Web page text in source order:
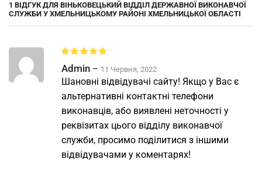
1 ВІДГУК ДЛЯ ВІНЬКОВЕЦЬКИЙ ВІДДІЛ ДЕРЖАВНОЇ ВИКОНАВЧОЇ
СЛУЖБИ У ХМЕЛЬНИЦЬКОМУ РАЙОНІ ХМЕЛЬНИЦЬКОЇ ОБЛАСТІ
Admin – 11 Червня, 2022
Шановні відвідувачі сайту! Якщо у Вас є
альтернативні контактні телефони
виконавців, або виявлені неточності у
реквізитах цього відділу виконавчої
служби, просимо поділитися з іншими
відвідувачами у коментарях!